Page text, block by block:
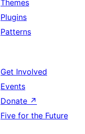
Themes
Plugins
Patterns
Get Involved
Events
Donate ↗
Five for the Future